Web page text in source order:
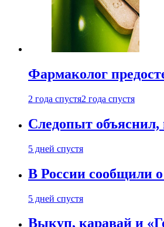
Фармаколог
2 года спустя2 года спустя
Следопыт объяснил,
5 дней спустя
В России сообщили
5 дней спустя
Выкуп, каравай и